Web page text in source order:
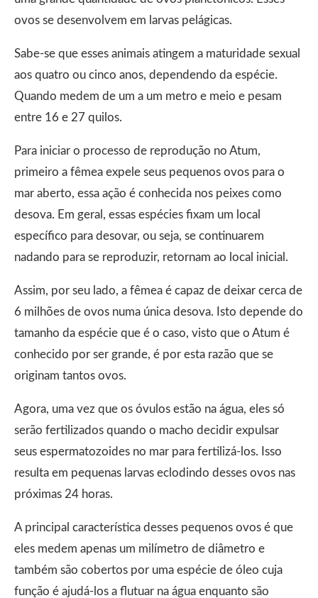
ovos se desenvolvem em larvas pelágicas.
Sabe-se que esses animais atingem a maturidade sexual
aos quatro ou cinco anos, dependendo da espécie.
Quando medem de um a um metro e meio e pesam
entre 16 e 27 quilos.
Para iniciar o processo de reprodução no Atum,
primeiro a fêmea expele seus pequenos ovos para o
mar aberto, essa ação é conhecida nos peixes como
desova. Em geral, essas espécies fixam um local
específico para desovar, ou seja, se continuarem
nadando para se reproduzir, retornam ao local inicial.
Assim, por seu lado, a fêmea é capaz de deixar cerca de
6 milhões de ovos numa única desova. Isto depende do
tamanho da espécie que é o caso, visto que o Atum é
conhecido por ser grande, é por esta razão que se
originam tantos ovos.
Agora, uma vez que os óvulos estão na água, eles só
serão fertilizados quando o macho decidir expulsar
seus espermatozoides no mar para fertilizá-los. Isso
resulta em pequenas larvas eclodindo desses ovos nas
próximas 24 horas.
A principal característica desses pequenos ovos é que
eles medem apenas um milímetro de diâmetro e
também são cobertos por uma espécie de óleo cuja
função é ajudá-los a flutuar na água enquanto são